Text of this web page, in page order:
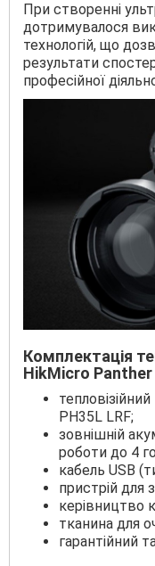
При створенні
дотримувалося
технологій, що
результати
професійної
Комплектація
HikMicro Panther
PH35L LRF;
зовнішній
роботи до 4
кабель USB
пристрій для
керівництво
тканина для
гарантійний